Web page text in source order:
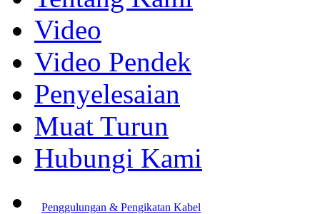
Video
Video Pendek
Penyelesaian
Muat Turun
Hubungi Kami
Penggulungan & Pengikatan Kabel